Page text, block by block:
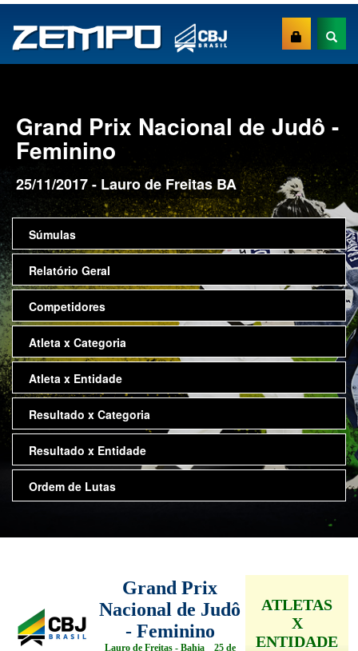
Grand Prix Nacional de Judô -
Feminino
25/11/2017 - Lauro de Freitas BA
Súmulas
Relatório Geral
Competidores
Atleta x Categoria
Atleta x Entidade
Resultado x Categoria
Resultado x Entidade
Ordem de Lutas